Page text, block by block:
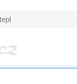
tepl